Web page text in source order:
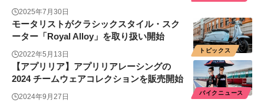
2025年7月30日
トピックス
モータリストがクラシックスタイル・スク
ーター「Royal Alloy」を取り扱い開始
2022年5月13日
バイクニュース
【アプリリア】アプリリアレーシングの
2024 チームウェアコレクションを販売開始
2024年9月27日